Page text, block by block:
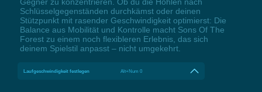
Schlüsselgegenständen durchkämst oder deinen
Stützpunkt mit rasender Geschwindigkeit optimierst: Die
Balance aus Mobilität und Kontrolle macht Sons Of The
Forest zu einem noch flexibleren Erlebnis, das sich
deinem Spielstil anpasst – nicht umgekehrt.
Laufgeschwindigkeit festlegen Alt+Num 0